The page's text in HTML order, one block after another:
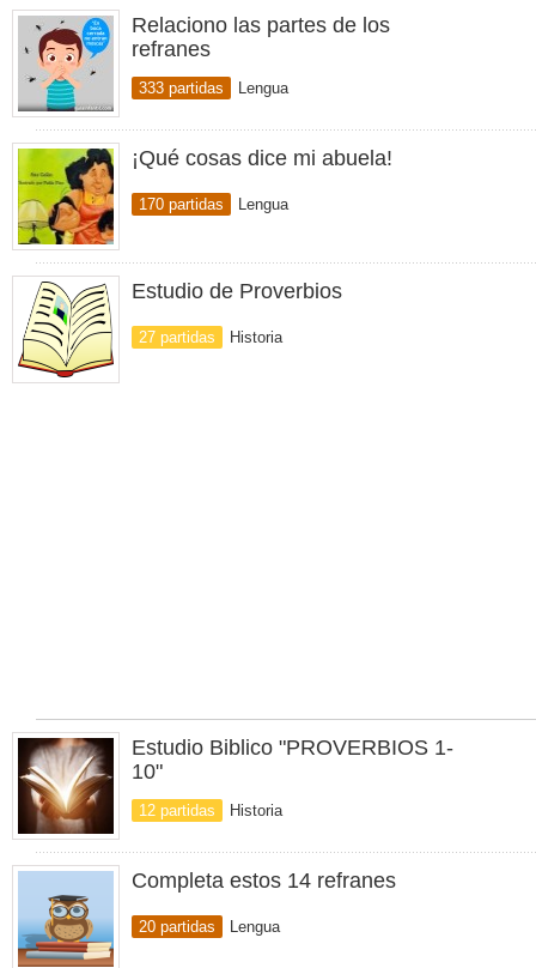
Relaciono las partes de los
refranes
333 partidas Lengua
¡Qué cosas dice mi abuela!
170 partidas Lengua
Estudio de Proverbios
27 partidas Historia
Estudio Biblico "PROVERBIOS 1-
10"
12 partidas Historia
Completa estos 14 refranes
20 partidas Lengua